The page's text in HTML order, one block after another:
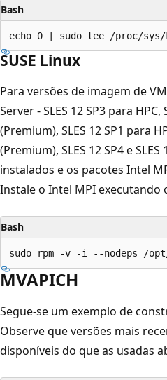
Bash
SUSE Linux
Para versões de imagem de
Server - SLES 12 SP3 para HPC,
(Premium), SLES 12 SP1 para
(Premium), SLES 12 SP4 e
instalados e os pacotes Intel
Instale o Intel MPI executando
Bash
MVAPICH
Segue-se um exemplo de
Observe que versões mais
disponíveis do que as usadas